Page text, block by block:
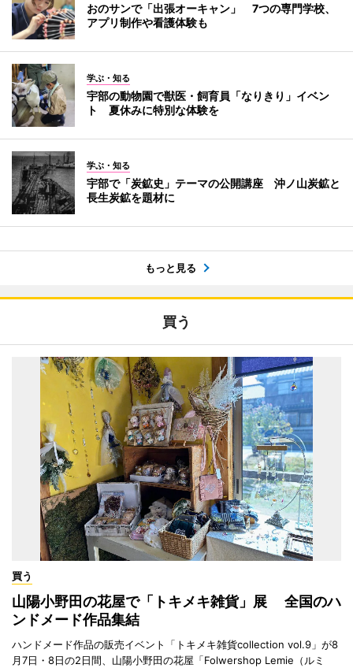
おのサンで「出張オーキャン」 7つの専門学校、
アプリ制作や看護体験も
学ぶ・知る
宇部の動物園で獣医・飼育員「なりきり」イベン
ト 夏休みに特別な体験を
学ぶ・知る
宇部で「炭鉱史」テーマの公開講座 沖ノ山炭鉱と
長生炭鉱を題材に
もっと見る
買う
買う
山陽小野田の花屋で「トキメキ雑貨」展 全国のハ
ンドメード作品集結
ハンドメード作品の販売イベント「トキメキ雑貨collection vol.9」が8
月7日・8日の2日間、山陽小野田の花屋「Folwershop Lemie（ルミ